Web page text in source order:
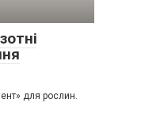
для рослин.